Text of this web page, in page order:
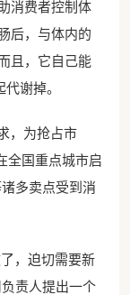
消费者控制体
后，与体内的
且，它自己能
谢掉。
，为抢占市
全国重点城市启
多卖点受到消
，迫切需要新
责人提出一个